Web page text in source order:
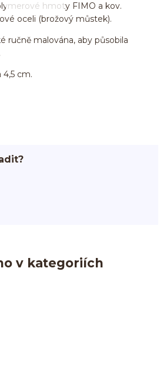
hmoty FIMO a kov.
oceli (brožový můstek).
ručně malována, aby působila
4,5 cm.
v kategoriích